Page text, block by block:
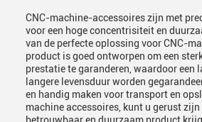
CNC-machine-accessoires zijn met
voor een hoge concentrisiteit en
van de perfecte oplossing voor CNC-
product is goed ontworpen om een
prestatie te garanderen, waardoor een
langere levensduur worden
en handig maken voor transport en
machine accessoires, kunt u gerust zijn